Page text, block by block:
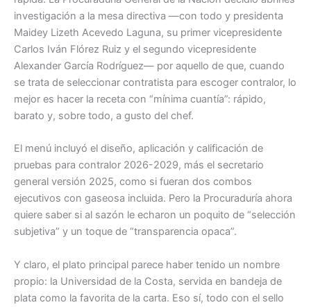
investigación a la mesa directiva —con todo y presidenta
Maidey Lizeth Acevedo Laguna, su primer vicepresidente
Carlos Iván Flórez Ruiz y el segundo vicepresidente
Alexander García Rodríguez— por aquello de que, cuando
se trata de seleccionar contratista para escoger contralor, lo
mejor es hacer la receta con “mínima cuantía”: rápido,
barato y, sobre todo, a gusto del chef.
El menú incluyó el diseño, aplicación y calificación de
pruebas para contralor 2026-2029, más el secretario
general versión 2025, como si fueran dos combos
ejecutivos con gaseosa incluida. Pero la Procuraduría ahora
quiere saber si al sazón le echaron un poquito de “selección
subjetiva” y un toque de “transparencia opaca”.
Y claro, el plato principal parece haber tenido un nombre
propio: la Universidad de la Costa, servida en bandeja de
plata como la favorita de la carta. Eso sí, todo con el sello